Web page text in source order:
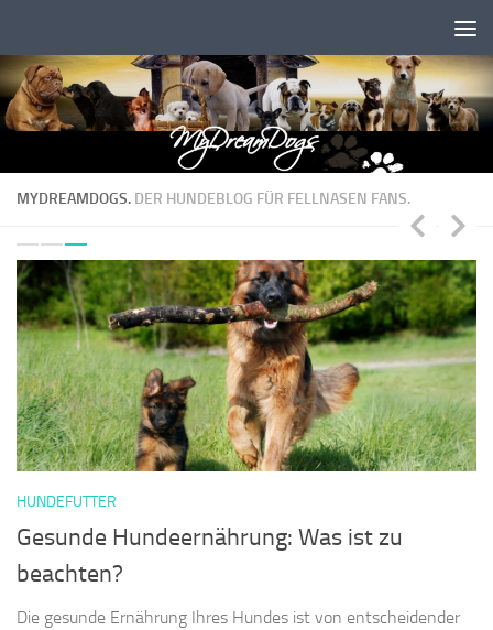
MYDREAMDOGS. DER HUNDEBLOG FÜR FELLNASEN FANS.
HUNDEFUTTER
Gesunde Hundeernährung: Was ist zu
beachten?
Die gesunde Ernährung Ihres Hundes ist von entscheidender